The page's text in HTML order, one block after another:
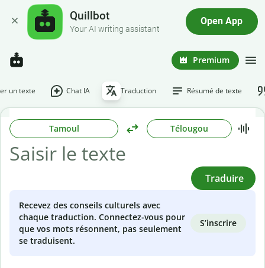
Quillbot
Your AI writing assistant
Open App
Premium
un texte Chat IA Traduction Résumé de texte
Tamoul Télougou
Traduire
Recevez des conseils culturels avec
chaque traduction. Connectez-vous pour
que vos mots résonnent, pas seulement
se traduisent.
S’inscrire